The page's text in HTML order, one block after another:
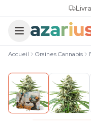
Accueil Graines Cannabis